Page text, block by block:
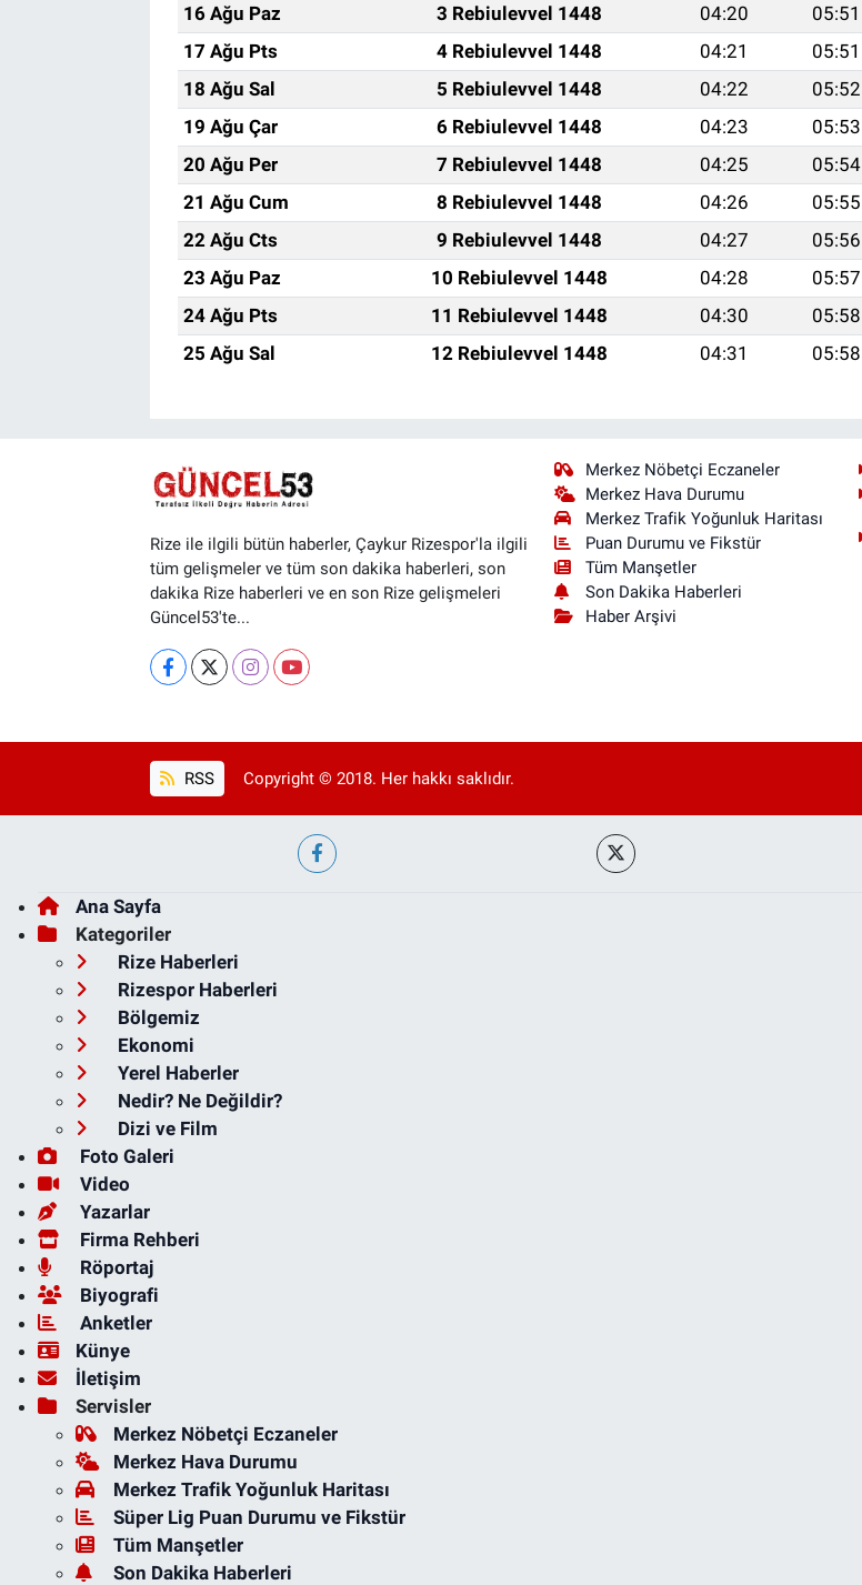
16 Ağu Paz
3 Rebiulevvel 1448 04:20 05:51
17 Ağu Pts
4 Rebiulevvel 1448 04:21 05:51
18 Ağu Sal
5 Rebiulevvel 1448 04:22 05:52
19 Ağu Çar
6 Rebiulevvel 1448 04:23 05:53
20 Ağu Per
7 Rebiulevvel 1448 04:25 05:54
21 Ağu Cum
8 Rebiulevvel 1448 04:26 05:55
22 Ağu Cts
9 Rebiulevvel 1448 04:27 05:56
23 Ağu Paz
10 Rebiulevvel 1448 04:28 05:57
24 Ağu Pts
11 Rebiulevvel 1448 04:30 05:58
25 Ağu Sal
12 Rebiulevvel 1448 04:31 05:58
Rize ile ilgili bütün haberler, Çaykur Rizespor'la ilgili
tüm gelişmeler ve tüm son dakika haberleri, son
dakika Rize haberleri ve en son Rize gelişmeleri
Güncel53'te...
Merkez Nöbetçi Eczaneler
Merkez Hava Durumu
Merkez Trafik Yoğunluk Haritası
Puan Durumu ve Fikstür
Tüm Manşetler
Son Dakika Haberleri
Haber Arşivi
RSS Copyright © 2018. Her hakkı saklıdır.
Ana Sayfa
Kategoriler
Rize Haberleri
Rizespor Haberleri
Bölgemiz
Ekonomi
Yerel Haberler
Nedir? Ne Değildir?
Dizi ve Film
Foto Galeri
Video
Yazarlar
Firma Rehberi
Röportaj
Biyografi
Anketler
Künye
İletişim
Servisler
Merkez Nöbetçi Eczaneler
Merkez Hava Durumu
Merkez Trafik Yoğunluk Haritası
Süper Lig Puan Durumu ve Fikstür
Tüm Manşetler
Son Dakika Haberleri